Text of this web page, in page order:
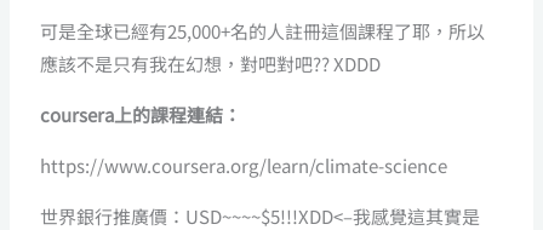
可是全球已經有25,000+名的人註冊這個課程了耶，所以
應該不是只有我在幻想，對吧對吧?? XDDD
coursera上的課程連結：
https://www.coursera.org/learn/climate-science
世界銀行推廣價：USD~~~~$5!!!XDD<–我感覺這其實是